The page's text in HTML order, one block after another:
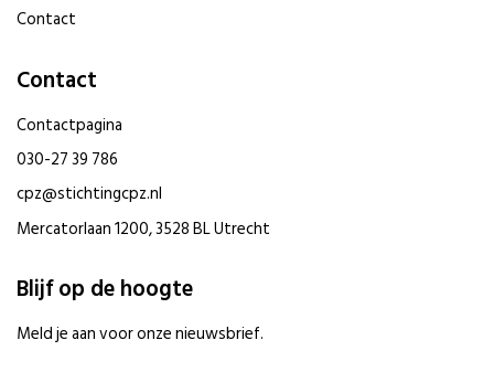
Contact
Contact
Contactpagina
030-27 39 786
cpz@stichtingcpz.nl
Mercatorlaan 1200, 3528 BL Utrecht
Blijf op de hoogte
Meld je aan voor onze nieuwsbrief.